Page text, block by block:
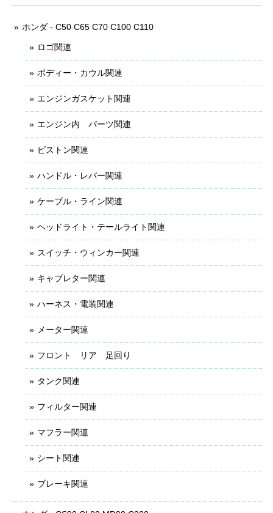
ホンダ - C50 C65 C70 C100 C110
ロゴ関連
ボディー・カウル関連
エンジンガスケット関連
エンジン内 パーツ関連
ピストン関連
ハンドル・レバー関連
ケーブル・ライン関連
ヘッドライト・テールライト関連
スイッチ・ウィンカー関連
キャブレター関連
ハーネス・電装関連
メーター関連
フロント リア 足回り
タンク関連
フィルター関連
マフラー関連
シート関連
ブレーキ関連